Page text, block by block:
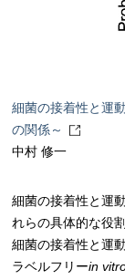
細菌の接着性と運
の関係～
中村 修一
細菌の接着性と運
れらの具体的な役
細菌の接着性と運
ラベルフリーin